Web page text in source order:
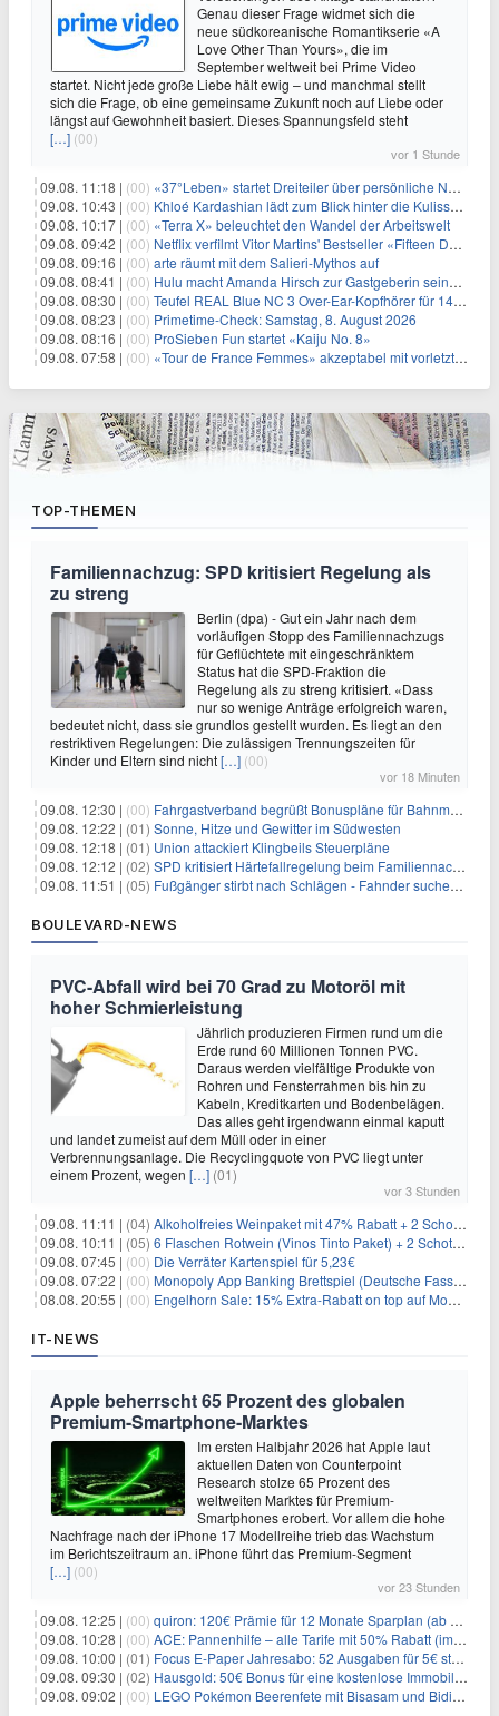
Genau dieser Frage widmet sich die
neue südkoreanische Romantikserie «A
Love Other Than Yours», die im
September weltweit bei Prime Video
startet. Nicht jede große Liebe hält ewig – und manchmal stellt
sich die Frage, ob eine gemeinsame Zukunft noch auf Liebe oder
längst auf Gewohnheit basiert. Dieses Spannungsfeld steht
[…] (00)
vor 1 Stunde
09.08. 11:18 | (00) «37°Leben» startet Dreiteiler über persönliche Neuanfänge
09.08. 10:43 | (00) Khloé Kardashian lädt zum Blick hinter die Kulissen ihres Freundeskreises
09.08. 10:17 | (00) «Terra X» beleuchtet den Wandel der Arbeitswelt
09.08. 09:42 | (00) Netflix verfilmt Vitor Martins' Bestseller «Fifteen Days»
09.08. 09:16 | (00) arte räumt mit dem Salieri-Mythos auf
09.08. 08:41 | (00) Hulu macht Amanda Hirsch zur Gastgeberin seines Reality-Podcasts
09.08. 08:30 | (00) Teufel REAL Blue NC 3 Over-Ear-Kopfhörer für 149,99€
09.08. 08:23 | (00) Primetime-Check: Samstag, 8. August 2026
09.08. 08:16 | (00) ProSieben Fun startet «Kaiju No. 8»
09.08. 07:58 | (00) «Tour de France Femmes» akzeptabel mit vorletzter Etappe
TOP-THEMEN
Familiennachzug: SPD kritisiert Regelung als
zu streng
Berlin (dpa) - Gut ein Jahr nach dem
vorläufigen Stopp des Familiennachzugs
für Geflüchtete mit eingeschränktem
Status hat die SPD-Fraktion die
Regelung als zu streng kritisiert. «Dass
nur so wenige Anträge erfolgreich waren,
bedeutet nicht, dass sie grundlos gestellt wurden. Es liegt an den
restriktiven Regelungen: Die zulässigen Trennungszeiten für
Kinder und Eltern sind nicht[…] (00)
vor 18 Minuten
09.08. 12:30 | (00) Fahrgastverband begrüßt Bonuspläne für Bahnmanager
09.08. 12:22 | (01) Sonne, Hitze und Gewitter im Südwesten
09.08. 12:18 | (01) Union attackiert Klingbeils Steuerpläne
09.08. 12:12 | (02) SPD kritisiert Härtefallregelung beim Familiennachzug als zu streng
09.08. 11:51 | (05) Fußgänger stirbt nach Schlägen - Fahnder suchen Autofahrer
BOULEVARD-NEWS
PVC-Abfall wird bei 70 Grad zu Motoröl mit
hoher Schmierleistung
Jährlich produzieren Firmen rund um die
Erde rund 60 Millionen Tonnen PVC.
Daraus werden vielfältige Produkte von
Rohren und Fensterrahmen bis hin zu
Kabeln, Kreditkarten und Bodenbelägen.
Das alles geht irgendwann einmal kaputt
und landet zumeist auf dem Müll oder in einer
Verbrennungsanlage. Die Recyclingquote von PVC liegt unter
einem Prozent, wegen […] (01)
vor 3 Stunden
09.08. 11:11 | (04) Alkoholfreies Weinpaket mit 47% Rabatt + 2 Schott Zwiesel Gläser GRATIS für 29,99€
09.08. 10:11 | (05) 6 Flaschen Rotwein (Vinos Tinto Paket) + 2 Schott Zwiesel Gläser für 25,99€ inkl. Versand
09.08. 07:45 | (00) Die Verräter Kartenspiel für 5,23€
09.08. 07:22 | (00) Monopoly App Banking Brettspiel (Deutsche Fassung) für 9,84€
08.08. 20:55 | (00) Engelhorn Sale: 15% Extra-Rabatt on top auf Mode- und Sport-Artikel
IT-NEWS
Apple beherrscht 65 Prozent des globalen
Premium-Smartphone-Marktes
Im ersten Halbjahr 2026 hat Apple laut
aktuellen Daten von Counterpoint
Research stolze 65 Prozent des
weltweiten Marktes für Premium-
Smartphones erobert. Vor allem die hohe
Nachfrage nach der iPhone 17 Modellreihe trieb das Wachstum
im Berichtszeitraum an. iPhone führt das Premium-Segment
[…] (00)
vor 23 Stunden
09.08. 12:25 | (00) quiron: 120€ Prämie für 12 Monate Sparplan (ab 100€/Monat)
09.08. 10:28 | (00) ACE: Pannenhilfe – alle Tarife mit 50% Rabatt (im ersten Jahr)
09.08. 10:00 | (01) Focus E-Paper Jahresabo: 52 Ausgaben für 5€ statt 207,48€ – per Formular kündbar!
09.08. 09:30 | (02) Hausgold: 50€ Bonus für eine kostenlose Immobilienbewertung
09.08. 09:02 | (00) LEGO Pokémon Beerenfete mit Bisasam und Bidiza für 14,99€